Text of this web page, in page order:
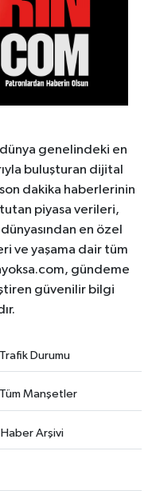
genelindeki en
buluşturan dijital
dakika haberlerinin
tutan piyasa verileri,
en özel
ve yaşama dair tüm
gündeme
güvenilir bilgi
Trafik Durumu
Tüm Manşetler
Haber Arşivi